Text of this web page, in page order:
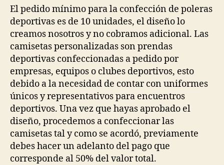
entrada
entrada
El pedido mínimo para la confección de poleras
deportivas es de 10 unidades, el diseño lo
creamos nosotros y no cobramos adicional. Las
camisetas personalizadas son prendas
deportivas confeccionadas a pedido por
empresas, equipos o clubes deportivos, esto
debido a la necesidad de contar con uniformes
únicos y representativos para encuentros
deportivos. Una vez que hayas aprobado el
diseño, procedemos a confeccionar las
camisetas tal y como se acordó, previamente
debes hacer un adelanto del pago que
corresponde al 50% del valor total.